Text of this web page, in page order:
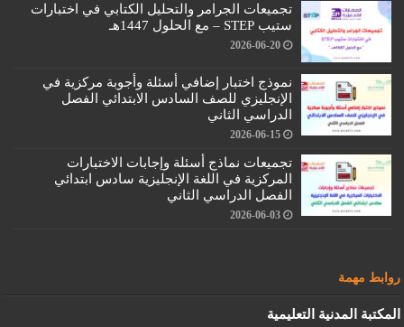
تجميعات الجرامر والتحليل الكتابي في اختبارات
ستيب STEP – مع الحلول 1447هـ
2026-06-20
نموذج اختبار إضافي أسئلة وأجوبة مركزية في
الإنجليزي للصف السادس الابتدائي الفصل
الدراسي الثاني
2026-06-15
تجميعات نماذج أسئلة وإجابات الاختبارات
المركزية في اللغة الإنجليزية سادس ابتدائي
الفصل الدراسي الثاني
2026-06-03
روابط مهمة
المكتبة المدنية التعليمية